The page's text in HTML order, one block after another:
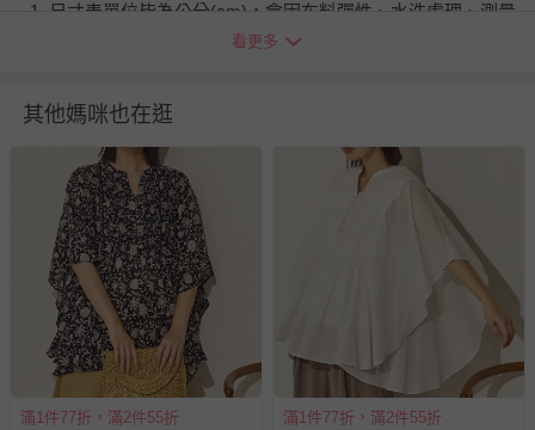
尺寸表單位皆為公分(cm) ，會因布料彈性、水洗處理、測量
起訖點等因素，與實際商品尺寸略有誤差
劑；浸泡時間不宜過長
針織、刺繡、立體造型等類服飾，建議套入洗衣袋再清潔
過分烘乾會導致衣物收縮，破壞織物纖維，不建議使用烘衣
機
每件商品在拍攝時力求忠實呈現，但因為每台電腦、手機或
平板會因為螢幕亮度及解析度不同，與實際成品還是會有些
差異
預購為海外同步代購，遇缺貨即會通知媽咪並協助取消退
款事宜
退換貨須知
看更多
其他媽咪也在逛
滿1件77折，滿2件55折 滿1件77折，滿2件55折